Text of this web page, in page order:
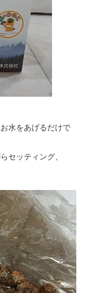
水をあげるだけで
セッティング、